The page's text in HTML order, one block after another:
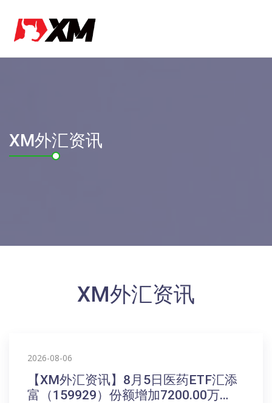
XM外汇资讯
XM外汇资讯
2026-08-06
【XM外汇资讯】8月5日医药ETF汇添
富（159929）份额增加7200.00万